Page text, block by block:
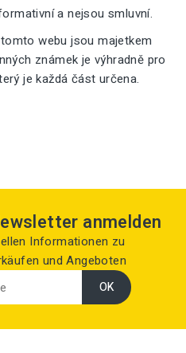
a nejsou smluvní.
webu jsou majetkem
známek je výhradně pro
je každá část určena.
anmelden
Informationen zu
und Angeboten